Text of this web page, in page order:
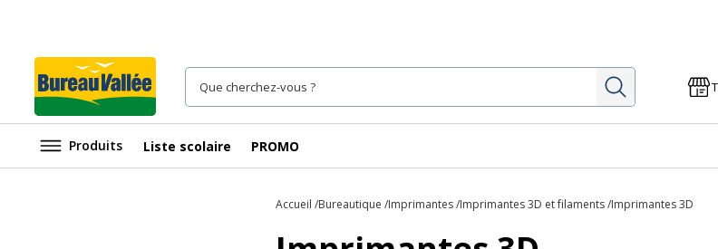
Rechercher
Produits Liste scolaire PROMO
Accueil Bureautique Imprimantes Imprimantes 3D et filaments Imprimantes 3D